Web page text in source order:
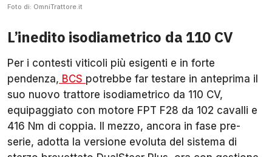
Foto di: OmniTrattore.it
L’inedito isodiametrico da 110 CV
Per i contesti viticoli più esigenti e in forte
pendenza, BCS potrebbe far testare in anteprima il
suo nuovo trattore isodiametrico da 110 CV,
equipaggiato con motore FPT F28 da 102 cavalli e
416 Nm di coppia. Il mezzo, ancora in fase pre-
serie, adotta la versione evoluta del sistema di